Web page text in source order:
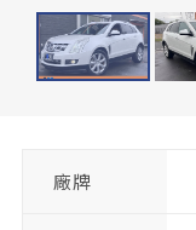
廠牌